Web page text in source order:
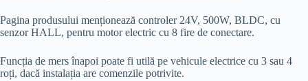
Pagina produsului menționează controler 24V, 500W, BLDC, cu
senzor HALL, pentru motor electric cu 8 fire de conectare.
Funcția de mers înapoi poate fi utilă pe vehicule electrice cu 3 sau 4
roți, dacă instalația are comenzile potrivite.